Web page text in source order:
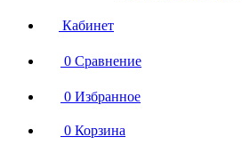
Кабинет
0 Сравнение
0 Избранное
0 Корзина